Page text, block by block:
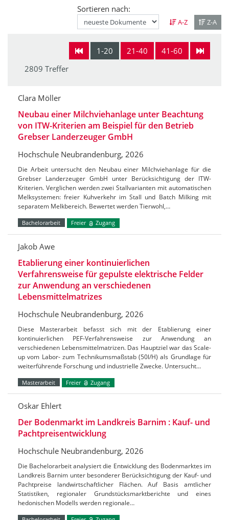
Sortieren nach:
A-Z Z-A
1-20 21-40
41-60
2809 Treffer
Clara Möller
Neubau einer Milchviehanlage unter Beachtung
von ITW-Kriterien am Beispiel für den Betrieb
Grebser Landerzeuger GmbH
Hochschule Neubrandenburg, 2026
Die Arbeit untersucht den Neubau einer Milchviehanlage für die
Grebser Landerzeuger GmbH unter Berücksichtigung der ITW-
Kriterien. Verglichen werden zwei Stallvarianten mit automatischen
Melksystemen: freier Kuhverkehr im Stall und Batch Milking mit
separatem Melkbereich. Bewertet werden Tierwohl,…
Bachelorarbeit Freier Zugang
Jakob Awe
Etablierung einer kontinuierlichen
Verfahrensweise für gepulste elektrische Felder
zur Anwendung an verschiedenen
Lebensmittelmatrizes
Hochschule Neubrandenburg, 2026
Diese Masterarbeit befasst sich mit der Etablierung einer
kontinuierlichen PEF-Verfahrensweise zur Anwendung an
verschiedenen Lebensmittelmatrizen. Das Hauptziel war das Scale-
up vom Labor- zum Technikumsmaßstab (50l/H) als Grundlage für
weiterführende Forschung und industrielle Zwecke. Untersucht…
Masterarbeit Freier Zugang
Oskar Ehlert
Der Bodenmarkt im Landkreis Barnim : Kauf- und
Pachtpreisentwicklung
Hochschule Neubrandenburg, 2026
Die Bachelorarbeit analysiert die Entwicklung des Bodenmarktes im
Landkreis Barnim unter besonderer Berücksichtigung der Kauf- und
Pachtpreise landwirtschaftlicher Flächen. Auf Basis amtlicher
Statistiken, regionaler Grundstücksmarktberichte und eines
hedonischen Modells werden regionale…